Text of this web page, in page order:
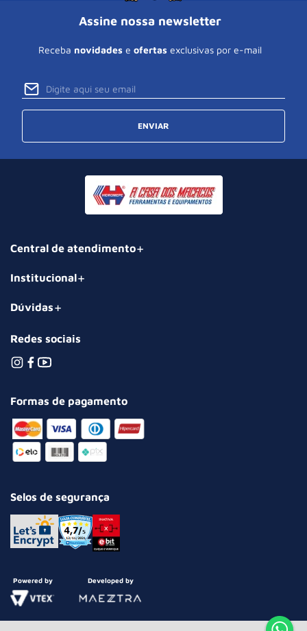
Assine nossa newsletter
Receba novidades e ofertas exclusivas por e-mail
ENVIAR
Central de atendimento
Institucional
Dúvidas
Redes sociais
Formas de pagamento
Selos de segurança
Powered by Developed by